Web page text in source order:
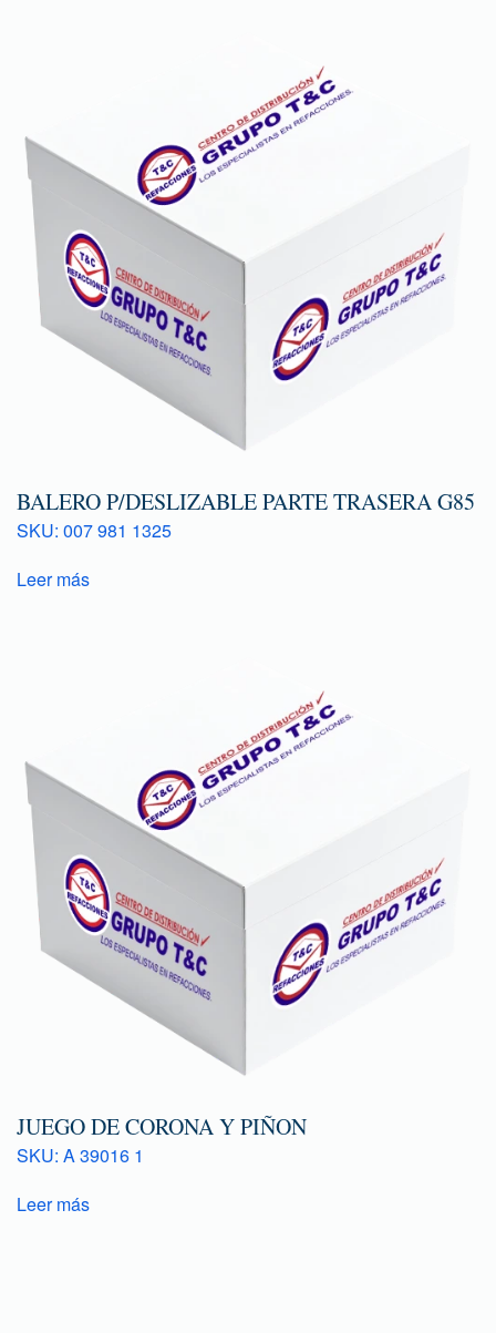
BALERO P/DESLIZABLE PARTE TRASERA G85
SKU: 007 981 1325
Leer más
JUEGO DE CORONA Y PIÑON
SKU: A 39016 1
Leer más